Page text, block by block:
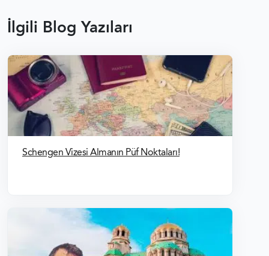
İlgili Blog Yazıları
Schengen Vizesi Almanın Püf Noktaları!